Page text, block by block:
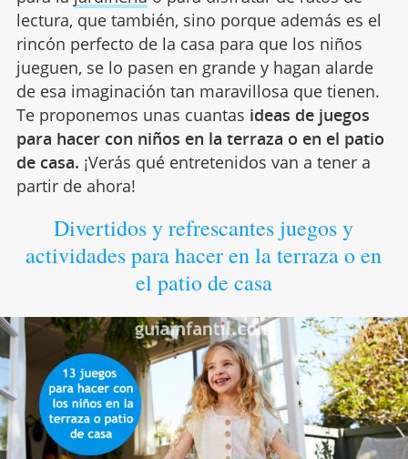
lectura, que también, sino porque además es el
rincón perfecto de la casa para que los niños
jueguen, se lo pasen en grande y hagan alarde
de esa imaginación tan maravillosa que tienen.
Te proponemos unas cuantas ideas de juegos
para hacer con niños en la terraza o en el patio
de casa. ¡Verás qué entretenidos van a tener a
partir de ahora!
Divertidos y refrescantes juegos y
actividades para hacer en la terraza o en
el patio de casa